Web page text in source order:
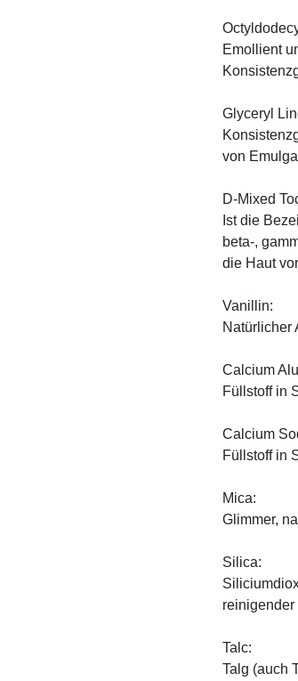
Emollient
Glyceryl
von
D-Mixed
Ist die
beta-,
die Haut
Vanillin:
Natürlicher
Calcium
Füllstoff in
Calcium
Füllstoff in
Mica:
Glimmer,
Silica:
reinigender
Talc:
Talg (auch